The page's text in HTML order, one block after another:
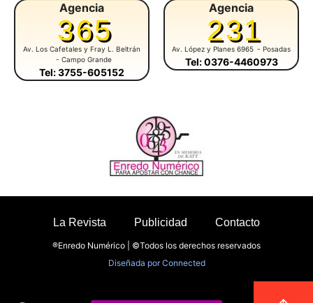
Agencia
365
Av. Los Cafetales y Fray L. Beltrán
- Campo Grande
Tel: 3755-605152
Agencia
231
Av. López y Planes 6965 - Posadas
Tel: 0376-4460973
La Revista Publicidad Contacto
®Enredo Numérico | ©Todos los derechos reservados
Diseñada porConnected